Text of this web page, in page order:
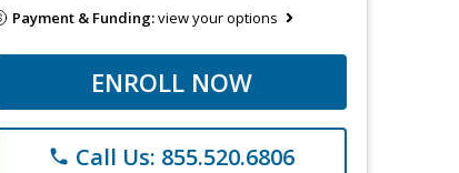
Payment & Funding:view your options
ENROLL NOW
phone Call Us: 855.520.6806